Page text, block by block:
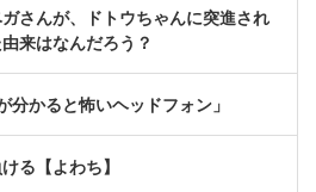
さんが、ドトウちゃんに突進され
来はなんだろう？
分かると怖いヘッドフォン」
る【よわち】